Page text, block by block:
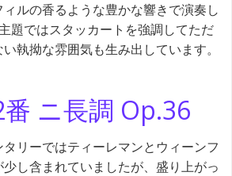
ルの香るような豊かな響きで演奏し
題ではスタッカートを強調してただ
執拗な雰囲気も生み出しています。
ニ長調 Op.36
リーではティーレマンとウィーンフ
し含まれていましたが、盛り上がっ